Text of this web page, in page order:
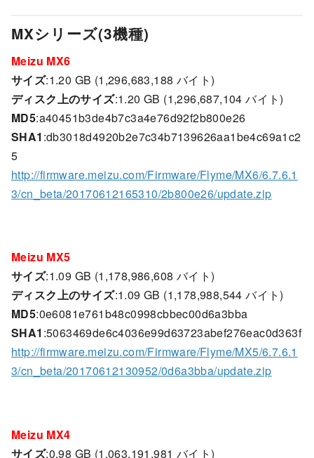
MXシリーズ(3機種)
Meizu MX6
サイズ:1.20 GB (1,296,683,188 バイト)
ディスク上のサイズ:1.20 GB (1,296,687,104 バイト)
MD5:a40451b3de4b7c3a4e76d92f2b800e26
SHA1 :db3018d4920b2e7c34b7139626aa1be4c69a1c2
5
http://firmware.meizu.com/Firmware/Flyme/MX6/6.7.6.1
3/cn_beta/20170612165310/2b800e26/update.zip
Meizu MX5
サイズ:1.09 GB (1,178,986,608 バイト)
ディスク上のサイズ:1.09 GB (1,178,988,544 バイト)
MD5:0e6081e761b48c0998cbbec00d6a3bba
SHA1 :5063469de6c4036e99d63723abef276eac0d363f
http://firmware.meizu.com/Firmware/Flyme/MX5/6.7.6.1
3/cn_beta/20170612130952/0d6a3bba/update.zip
Meizu MX4
サイズ:0.98 GB (1,063,191,981 バイト)